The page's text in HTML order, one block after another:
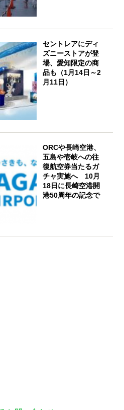
セントレアにディ
ズニーストアが登
場、愛知限定の商
品も（1月14日～2
月11日）
ORCや長崎空港、
五島や壱岐への往
復航空券当たるガ
チャ実施へ 10月
18日に長崎空港開
港50周年の記念で